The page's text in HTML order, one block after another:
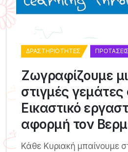
ΔΡΑΣΤΗΡΙΌΤΗΤΕΣ ΠΡΟΤΆΣΕΙΣ
Ζωγραφίζουμε
στιγμές
Εικαστικό
αφορμή τον
Κάθε Κυριακή μπαίνουμε